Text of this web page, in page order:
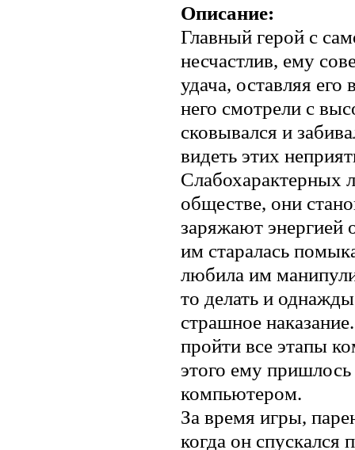
Описание:
Главный герой с
несчастлив, ему
удача, оставляя его
него смотрели с
сковывался и
видеть этих
Слабохарактерных
обществе, они
заряжают
им старалась
любила им
то делать и
страшное
пройти все этапы
этого ему пришлось
компьютером.
За время игры,
когда он спускался